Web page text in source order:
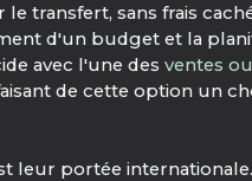
transfert, sans frais
d'un budget et la
avec l'une des ventes
de cette option un
leur portée